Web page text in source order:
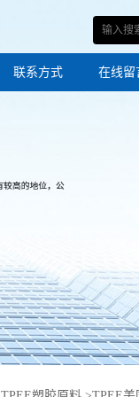
联系方式 在线留